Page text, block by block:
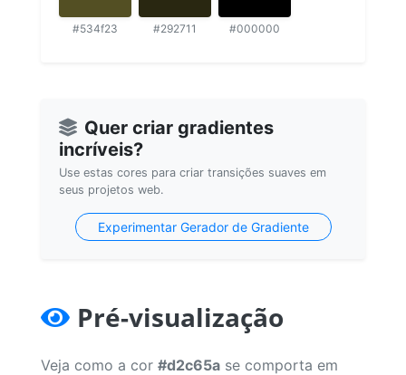
#534f23 #292711 #000000
Quer criar gradientes
incríveis?
Use estas cores para criar transições suaves em
seus projetos web.
Experimentar Gerador de Gradiente
Pré-visualização
Veja como a cor #d2c65a se comporta em